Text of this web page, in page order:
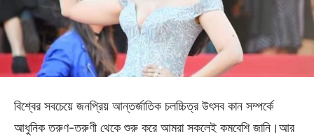
বিশ্বের সবচেয়ে জনপ্রিয় আন্তর্জাতিক চলচ্চিত্র উৎসব কান সম্পর্কে
আধুনিক তরুণ-তরুণী থেকে শুরু করে আমরা সকলেই কমবেশি জানি।আর